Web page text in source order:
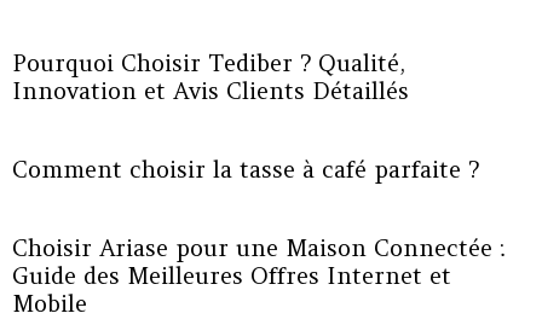
Pourquoi Choisir Tediber ? Qualité,
Innovation et Avis Clients Détaillés
Comment choisir la tasse à café parfaite ?
Choisir Ariase pour une Maison Connectée :
Guide des Meilleures Offres Internet et
Mobile